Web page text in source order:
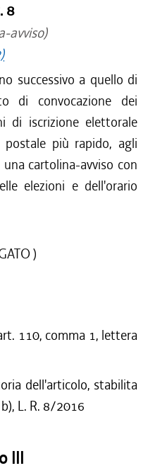
8
avviso)
successivo a quello di
di convocazione dei
di iscrizione elettorale
postale più rapido, agli
cartolina-avviso con
elezioni e dell'orario
)
110, comma 1, lettera
dell'articolo, stabilita
L. R. 8/2016
III